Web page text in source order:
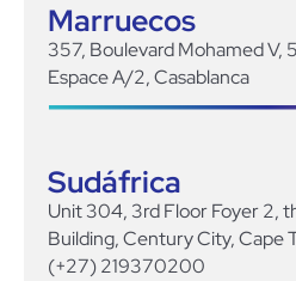
Marruecos
357, Boulevard Mohamed V,
Espace A/2, Casablanca
Sudáfrica
Unit 304, 3rd Floor Foyer 2,
Building, Century City, Cape
(+27) 219370200